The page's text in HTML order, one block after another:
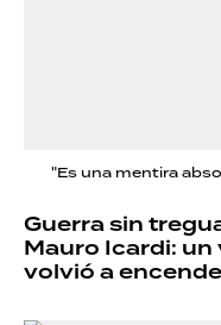
"Es una mentira
Guerra sin
Mauro Icardi:
volvió a